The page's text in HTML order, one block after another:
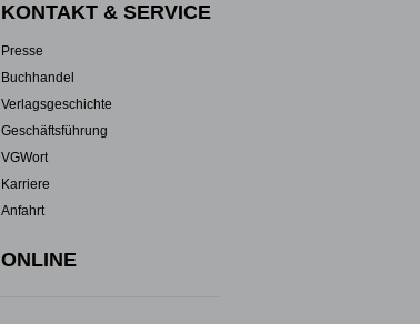
KONTAKT & SERVICE
Presse
Buchhandel
Verlagsgeschichte
Geschäftsführung
VGWort
Karriere
Anfahrt
ONLINE